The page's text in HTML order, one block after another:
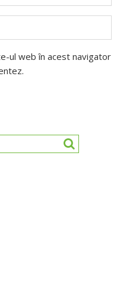
ul web în acest navigator